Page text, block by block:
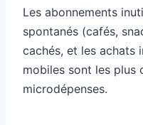
Les abonnements
spontanés (cafés,
cachés, et les achats
mobiles sont les plus
microdépenses.